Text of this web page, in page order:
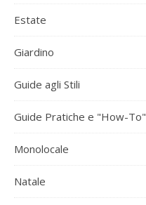
Estate
Giardino
Guide agli Stili
Guide Pratiche e "How-To"
Monolocale
Natale